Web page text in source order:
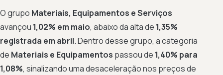
O grupo Materiais, Equipamentos e Serviços
avançou 1,02% em maio, abaixo da alta de 1,35%
registrada em abril. Dentro desse grupo, a categoria
de Materiais e Equipamentos passou de 1,40% para
1,08%, sinalizando uma desaceleração nos preços de